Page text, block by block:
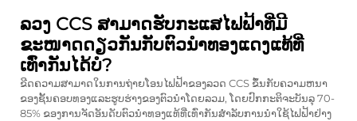
ລວງ CCS ສາມາດຮັບກະແສໄຟຟ້າທີ່ມີ
ຂະໜາດດຽວກັນກັບຕົວນຳທອງແດງແທ້ທີ່
ເທົ່າກັນໄດ້ບໍ?
ຂີດຄວາມສາມາດໃນການຖ່າຍໂອນໄຟຟ້າຂອງລວດ CCS ຂຶ້ນກັບຄວາມຫນາ
ຂອງຊັ້ນຄອບທອງແລະຮູບຮ່າງຂອງຕົວນຳໂດຍລວມ, ໂດຍປົກກະຕິຈະບັນລຸ 70-
85% ຂອງການຈັດອັນດັບຕົວນຳທອງແທ້ທີ່ເທົ່າກັນສຳລັບການນຳໃຊ້ໄຟຟ້າຢ່າງ